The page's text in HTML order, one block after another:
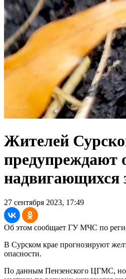
Жителей
предупреждают
надвигающихся
27 сентября 2023, 17:49
Об этом сообщает ГУ МЧС по
В Сурском крае прогнозируют
опасности.
По данным Пензенского ЦГМС,